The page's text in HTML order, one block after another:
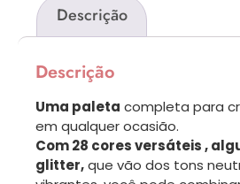
Descrição
Descrição
Uma paleta completa para
em qualquer ocasião.
Com 28 cores versáteis ,
glitter,que vão dos tons